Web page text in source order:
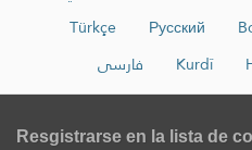
Türkçe
Русский
فارسی
Kurdî
Resgistrarse en la lista de